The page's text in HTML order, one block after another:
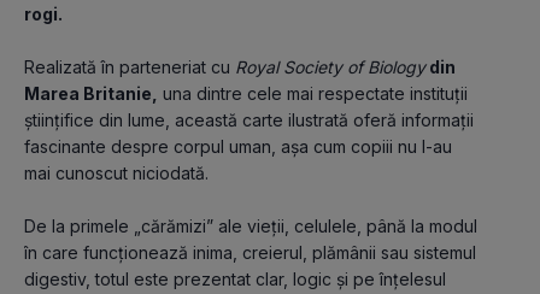
rogi.
Realizată în parteneriat cu Royal Society of Biology din
Marea Britanie, una dintre cele mai respectate instituții
științifice din lume, această carte ilustrată oferă informații
fascinante despre corpul uman, așa cum copiii nu l-au
mai cunoscut niciodată.
De la primele „cărămizi” ale vieții, celulele, până la modul
în care funcționează inima, creierul, plămânii sau sistemul
digestiv, totul este prezentat clar, logic și pe înțelesul